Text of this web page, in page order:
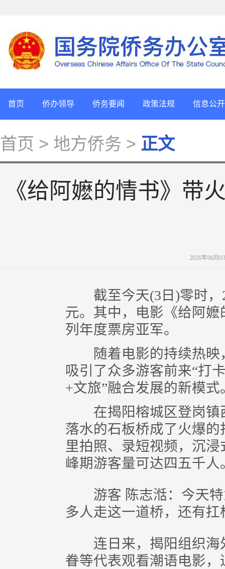
首页 侨办领导 侨务要闻 政策法规 信息公开
首页 > 地方侨务 > 正文
《给阿嬷的情书》带
2026年06月
截至今天(3日)零时，
元。其中，电影《给阿
列年度票房亚军。
随着电影的持续热映
吸引了众多游客前来“打
+文旅”融合发展的新模式
在揭阳榕城区登岗镇
落水的石板桥成了火爆
里拍照、录短视频，沉
峰期游客量可达四五千人
游客 陈志湉：今天特
多人走这一道桥，还有
连日来，揭阳组织海
眷等代表观看潮语电影